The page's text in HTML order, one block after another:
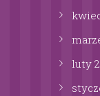
luty